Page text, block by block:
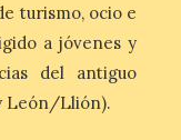
turismo, ocio e
a jóvenes y
del antiguo
León/Llión).